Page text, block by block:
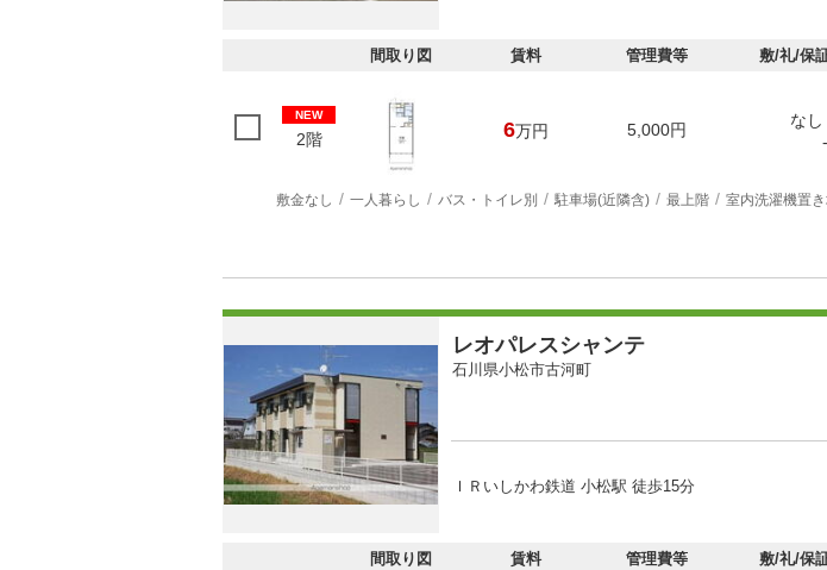
間取り図 賃料 管理費等 敷/礼/保
NEW
2階 6万円 5,000円
なし
敷金なし 一人暮らし バス・トイレ別 駐車場(近隣含) 最上階 室内洗濯機置
レオパレスシャンテ
石川県小松市古河町
ＩＲいしかわ鉄道 小松駅 徒歩15分
間取り図 賃料 管理費等 敷/礼/保